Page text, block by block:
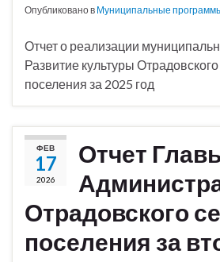
Опубликовано в Муниципальные
Отчет о реализации
Развитие культуры Отрадовского
поселения за 2025 год
ФЕВ
17
2026
Отчет
Отрадовского
поселения за